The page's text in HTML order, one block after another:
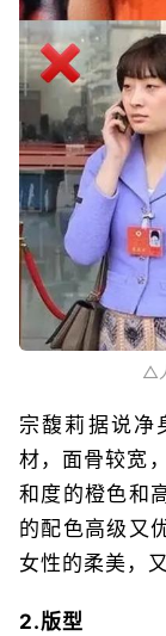
△
宗馥莉据说净
材，面骨较宽
和度的橙色和
的配色高级又
女性的柔美，
2.版型